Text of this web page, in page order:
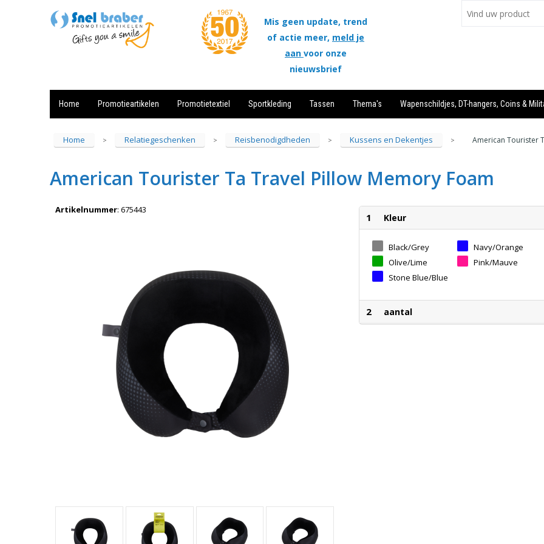
Mis geen update, trend
of actie meer, meld je
aan voor onze
nieuwsbrief
Home Promotieartikelen Promotietextiel Sportkleding Tassen Thema's Wapenschildjes, DT-hangers, Coins &
Home > Relatiegeschenken > Reisbenodigdheden > Kussens en Dekentjes > American Tourister
American Tourister Ta Travel Pillow Memory Foam
Artikelnummer: 675443
1 Kleur
Black/Grey
Navy/Orange
Olive/Lime
Pink/Mauve
Stone Blue/Blue
2 aantal